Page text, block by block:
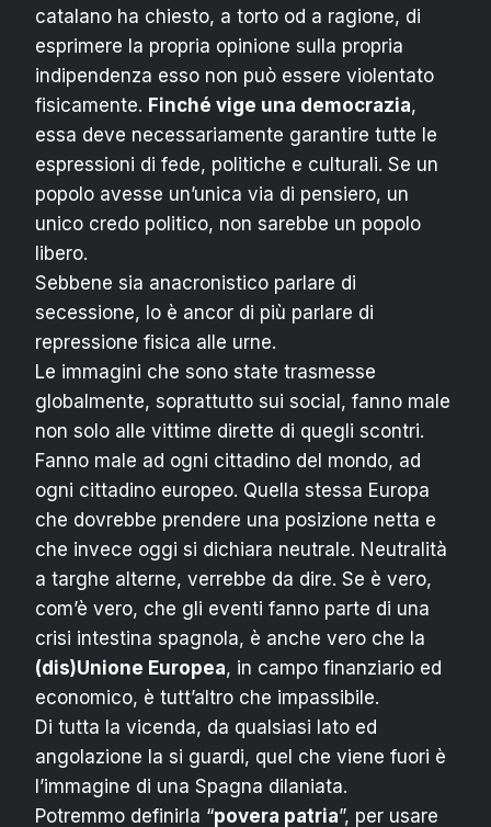
catalano ha chiesto, a torto od a ragione, di
esprimere la propria opinione sulla propria
indipendenza esso non può essere violentato
fisicamente. Finché vige una democrazia,
essa deve necessariamente garantire tutte le
espressioni di fede, politiche e culturali. Se un
popolo avesse un’unica via di pensiero, un
unico credo politico, non sarebbe un popolo
libero.
Sebbene sia anacronistico parlare di
secessione, lo è ancor di più parlare di
repressione fisica alle urne.
Le immagini che sono state trasmesse
globalmente, soprattutto sui social, fanno male
non solo alle vittime dirette di quegli scontri.
Fanno male ad ogni cittadino del mondo, ad
ogni cittadino europeo. Quella stessa Europa
che dovrebbe prendere una posizione netta e
che invece oggi si dichiara neutrale. Neutralità
a targhe alterne, verrebbe da dire. Se è vero,
com’è vero, che gli eventi fanno parte di una
crisi intestina spagnola, è anche vero che la
(dis)Unione Europea, in campo finanziario ed
economico, è tutt’altro che impassibile.
Di tutta la vicenda, da qualsiasi lato ed
angolazione la si guardi, quel che viene fuori è
l’immagine di una Spagna dilaniata.
Potremmo definirla “povera patria”, per usare